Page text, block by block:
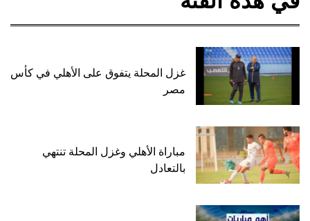
غزل المحلة يتفوق على الأهلي في كأس
مصر
مباراة الأهلي وغزل المحلة تنتهي
بالتعادل